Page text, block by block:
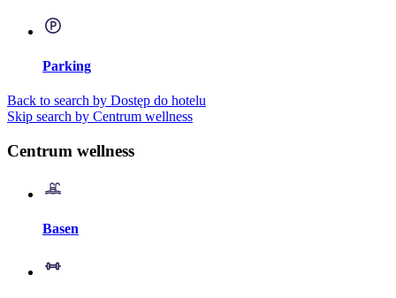
Parking
Back to search by Dostęp do hotelu
Skip search by Centrum wellness
Centrum wellness
Basen